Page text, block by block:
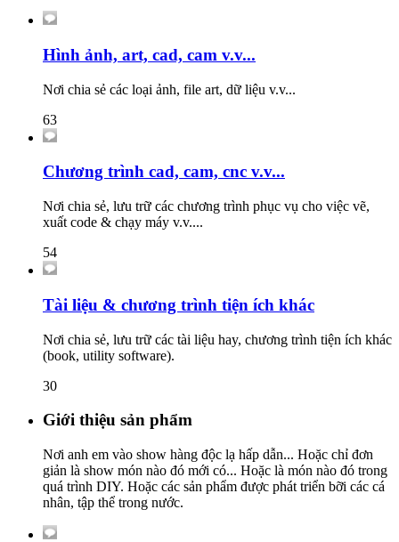
Hình ảnh, art, cad, cam v.v...
Nơi chia sẻ các loại ảnh, file art, dữ liệu v.v...
63
Chương trình cad, cam, cnc v.v...
Nơi chia sẻ, lưu trữ các chương trình phục vụ cho việc vẽ,
xuất code & chạy máy v.v....
54
Tài liệu & chương trình tiện ích khác
Nơi chia sẻ, lưu trữ các tài liệu hay, chương trình tiện ích khác
(book, utility software).
30
Giới thiệu sản phẩm
Nơi anh em vào show hàng độc lạ hấp dẫn... Hoặc chỉ đơn
giản là show món nào đó mới có... Hoặc là món nào đó trong
quá trình DIY. Hoặc các sản phẩm được phát triển bỡi các cá
nhân, tập thể trong nước.